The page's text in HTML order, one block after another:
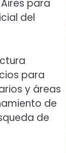
para
del
para
y áreas
de
de